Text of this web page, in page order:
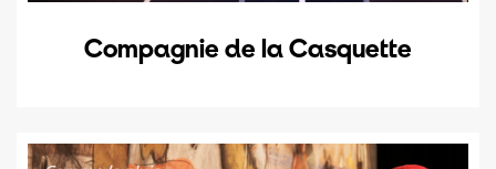
Compagnie de la Casquette